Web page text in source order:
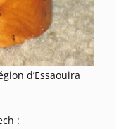
d’Essaouira
: